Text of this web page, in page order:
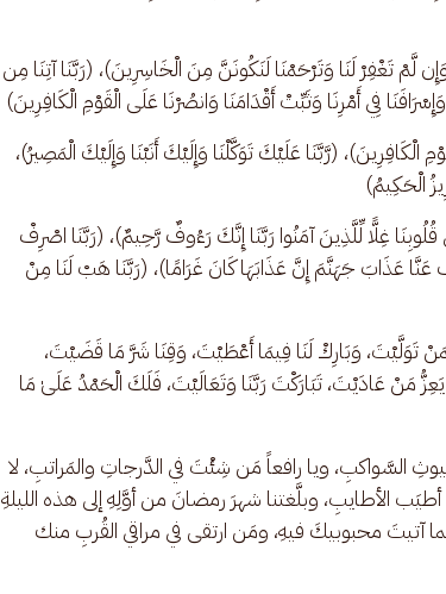
لَّمْ تَغْفِرْ لَنَا وَتَرْحَمْنَا لَنَكُونَنَّ مِنَ الْخَاسِرِينَ)، (رَبَّنَا آتِنَا مِن
فِي أَمْرِنَا وَثَبِّتْ أَقْدَامَنَا وَانصُرْنَا عَلَى الْقَوْمِ الْكَافِرِينَ)
(رَّبَّنَا عَلَيْكَ تَوَكَّلْنَا وَإِلَيْكَ أَنَبْنَا وَإِلَيْكَ الْمَصِيرُ)،
الْحَكِيمُ)
قُلُوبِنَا غِلًّا لِّلَّذِينَ آمَنُوا رَبَّنَا إِنَّكَ رَءُوفٌ رَّحِيمٌ)، (رَبَّنَا اصْرِفْ
عَذَابَ جَهَنَّمَ إِنَّ عَذَابَهَا كَانَ غَرَامًا)، (رَبَّنَا هَبْ لَنَا مِنْ
تَوَلَّيْتَ، وَبَارِكْ لَنَا فِيمَا أَعْطَيْتَ، وَقِنَا شَرَّ مَا قَضَيْتَ،
مَنْ عَادَيْتَ، تَبَارَكْتَ رَبَّنَا وَتَعَالَيْتَ، فَلَكَ الْحَمْدُ عَلَىٰ مَا
السَّواكبِ، ويا رافعاً مَن شِئْتَ في الدَّرجاتِ والمَراتبِ، لا
الأطايبِ، وبلَّغتنا شهرَ رمضانَ من أوَّلِهِ إلى هذه الليلةِ
آتيتَ محبوبيكَ فيهِ، ومَن ارتقى في مراقي القُربِ منك